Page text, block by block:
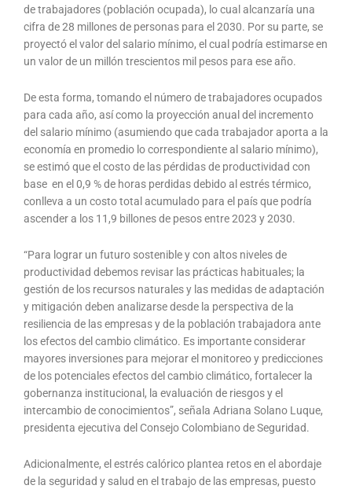
de trabajadores (población ocupada), lo cual alcanzaría una
cifra de 28 millones de personas para el 2030. Por su parte, se
proyectó el valor del salario mínimo, el cual podría estimarse en
un valor de un millón trescientos mil pesos para ese año.
De esta forma, tomando el número de trabajadores ocupados
para cada año, así como la proyección anual del incremento
del salario mínimo (asumiendo que cada trabajador aporta a la
economía en promedio lo correspondiente al salario mínimo),
se estimó que el costo de las pérdidas de productividad con
base en el 0,9 % de horas perdidas debido al estrés térmico,
conlleva a un costo total acumulado para el país que podría
ascender a los 11,9 billones de pesos entre 2023 y 2030.
“Para lograr un futuro sostenible y con altos niveles de
productividad debemos revisar las prácticas habituales; la
gestión de los recursos naturales y las medidas de adaptación
y mitigación deben analizarse desde la perspectiva de la
resiliencia de las empresas y de la población trabajadora ante
los efectos del cambio climático. Es importante considerar
mayores inversiones para mejorar el monitoreo y predicciones
de los potenciales efectos del cambio climático, fortalecer la
gobernanza institucional, la evaluación de riesgos y el
intercambio de conocimientos”, señala Adriana Solano Luque,
presidenta ejecutiva del Consejo Colombiano de Seguridad.
Adicionalmente, el estrés calórico plantea retos en el abordaje
de la seguridad y salud en el trabajo de las empresas, puesto